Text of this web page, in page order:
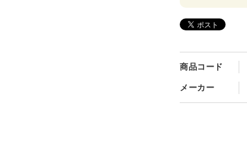
商品コード
メーカー